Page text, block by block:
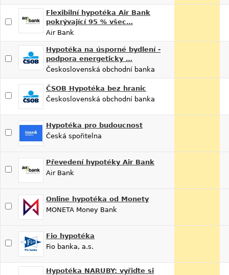
Flexibilní hypotéka Air Bank
pokrývající 95 % všec…
Air Bank
Hypotéka na úsporné bydlení -
podpora energeticky …
Československá obchodní banka
ČSOB Hypotéka bez hranic
Československá obchodní banka
Hypotéka pro budoucnost
Česká spořitelna
Převedení hypotéky Air Bank
Air Bank
Online hypotéka od Monety
MONETA Money Bank
Fio hypotéka
Fio banka, a.s.
Hypotéka NARUBY: vyřiďte si